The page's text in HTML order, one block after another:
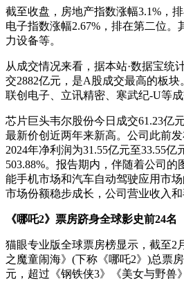
截至收盘，房地产指数涨幅3.1%，
电子指数涨幅2.67%，排在第二位。
力设备等。
从成交情况来看，据本站·数据宝统
交2882亿元，是A股成交最高的板块
联创电子、立讯精密、寒武纪-U等成
芯片巨头韦尔股份今日成交61.23亿
最新价创近两年来新高。公司此前
2024年净利润为31.55亿元至33.55亿
503.88%。报告期内，伴随着公司
能手机市场和汽车自动驾驶应用市
市场份额稳步成长，公司营业收入和
《哪吒2》票房跻身全球影史前24名
猫眼专业版全球票房榜显示，截至2
之魔童闹海》(下称《哪吒2》)总票
元，超过《钢铁侠3》《美女与野兽